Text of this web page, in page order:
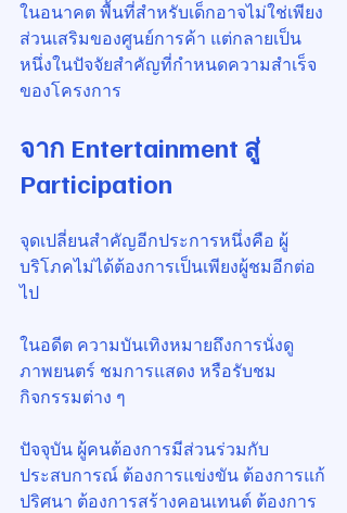
ในอนาคต พื้นที่สำหรับเด็กอาจไม่ใช่เพียง
ส่วนเสริมของศูนย์การค้า แต่กลายเป็น
หนึ่งในปัจจัยสำคัญที่กำหนดความสำเร็จ
ของโครงการ
จาก Entertainment สู่
Participation
จุดเปลี่ยนสำคัญอีกประการหนึ่งคือ ผู้
บริโภคไม่ได้ต้องการเป็นเพียงผู้ชมอีกต่อ
ไป
ในอดีต ความบันเทิงหมายถึงการนั่งดู
ภาพยนตร์ ชมการแสดง หรือรับชม
กิจกรรมต่าง ๆ
ปัจจุบัน ผู้คนต้องการมีส่วนร่วมกับ
ประสบการณ์ ต้องการแข่งขัน ต้องการแก้
ปริศนา ต้องการสร้างคอนเทนต์ ต้องการ